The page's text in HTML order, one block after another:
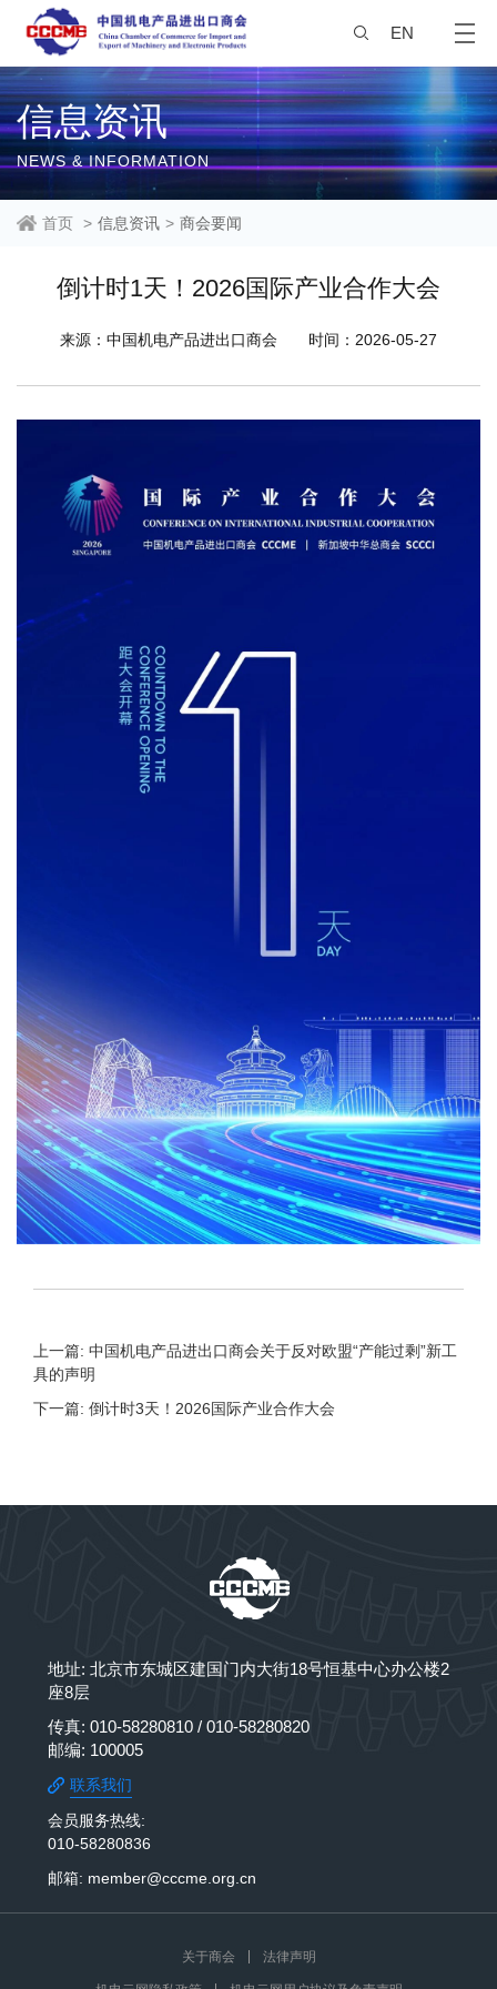
EN
信息资讯
NEWS & INFORMATION
首页 > 信息资讯 > 商会要闻
倒计时1天！2026国际产业合作大会
来源：中国机电产品进出口商会 时间：2026-05-27
上一篇: 中国机电产品进出口商会关于反对欧盟“产能过剩”新工
具的声明
下一篇: 倒计时3天！2026国际产业合作大会
地址: 北京市东城区建国门内大街18号恒基中心办公楼2
座8层
传真: 010-58280810 / 010-58280820
邮编: 100005
联系我们
会员服务热线:
010-58280836
邮箱: member@cccme.org.cn
关于商会 法律声明